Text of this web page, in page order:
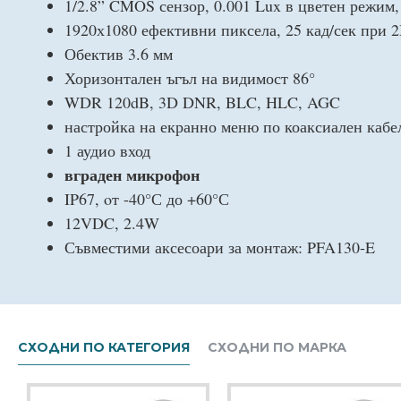
1/2.8” CMOS сензор, 0.001 Lux в цветен режим,
1920х1080 ефективни пиксела, 25 кад/сек при
Обектив 3.6 мм
Хоризонтален ъгъл на видимост 86°
WDR 120dB, 3D DNR, BLC, HLC, AGC
настройка на екранно меню по коаксиален
1 аудио вход
вграден микрофон
IP67, oт -40°С до +60°С
12VDC, 2.4W
Съвместими аксесоари за монтаж: PFA130-E
СХОДНИ ПО КАТЕГОРИЯ СХОДНИ ПО МАРКА